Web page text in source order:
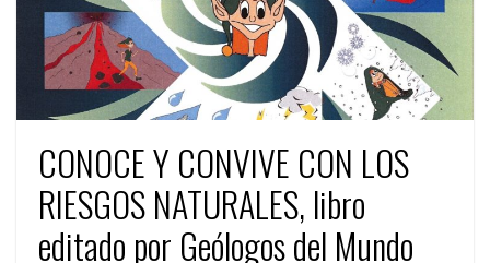
CONOCE Y CONVIVE CON LOS
RIESGOS NATURALES, libro
editado por Geólogos del Mundo